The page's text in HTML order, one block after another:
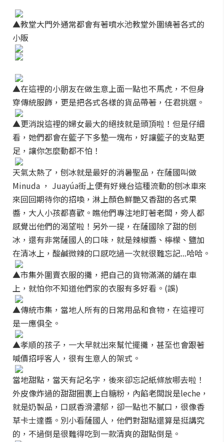
▲教堂大門外通常都會有著噴水池教堂外圍繞著各式的
小販
▲在這裡的小朋友在做生意上面一點也不馬虎，不但身
穿傳統服飾，更是把各式各樣的貨品帶著，任君挑選。
▲更消說這裡的婦女最大的絕技就是頭頂啦！但是仔細
看，她們都會在籃子下多墊一塊布，好讓籃子的支點更
足，讓你怎麼動都不怕！
天氣太熱了，刨冰就是最好的消暑聖品，在薩國叫做
Minuda ， Juayúa街上便有好幾台這種流動的刨冰車來
來回回期待你的招喚，淋上顏色鮮艷又香甜的各式果
醬，大人小孩都喜歡。瞧他們專注地盯著老闆，旁人都
感覺出他們的渴望啦！另外一提，在薩國除了甜的刨
冰，還有非常薩國人的口味，就是辣椒醬、檸檬、鹽加
在清冰上，酸鹹微辣的口感吃過一次就很難忘記...哈哈。
▲市集外圍賣衣服的攤，把自己的貨物滿滿的舖在車
上，就怕你不知道他們家的衣服有多好看。(誤)
▲傳統市集，當地人所有的日常用品和食物，在這裡可
是一應俱全。
▲孝順的孩子，一大早就出來幫忙擺攤，甚至也會跟著
喊價招呼客人，很有生意人的架式。
當地甜點，當天有記名字，後來卻忘記紙條放哪去啦！
外皮像炸過的甜甜圈裹上白糖粉，內餡老闆說是leche，
就是奶製品，口感香滑濃郁，卻一點也不膩口，很像香
草卡士達醬。別小看薩國人，他們對甜點還算是挺講究
的，不過倒是很難得吃到一款清爽的甜點倒是。